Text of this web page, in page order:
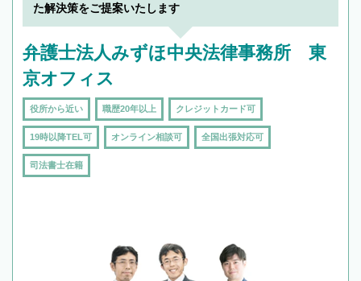
た解決策をご提案いたします
弁護士法人みずほ中央法律事務所 東
京オフィス
役所から近い 職歴20年以上 クレジットカード可
19時以降TEL可 オンライン相談可 全国出張対応可
司法書士在籍